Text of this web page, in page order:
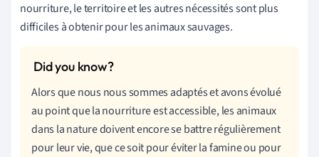
nourriture, le territoire et les autres nécessités sont plus
difficiles à obtenir pour les animaux sauvages.
Alors que nous nous sommes adaptés et avons évolué
au point que la nourriture est accessible, les animaux
dans la nature doivent encore se battre régulièrement
pour leur vie, que ce soit pour éviter la famine ou pour